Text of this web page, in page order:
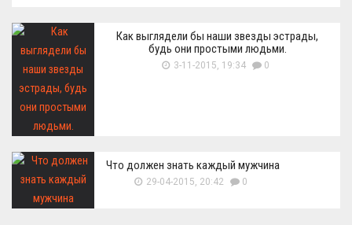
Как выглядели бы наши звезды эстрады,
будь они простыми людьми.
3-11-2015, 19:34 0
Что должен знать каждый мужчина
29-04-2015, 20:42 0